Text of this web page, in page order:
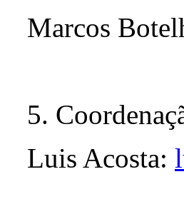
Marcos
5.
Luis Acosta: